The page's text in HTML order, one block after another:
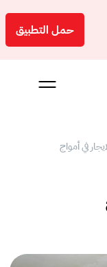
حمل التطبيق
في أمواج